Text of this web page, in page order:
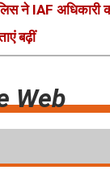
ने IAF अधिकारी
बढ़ीं
Web